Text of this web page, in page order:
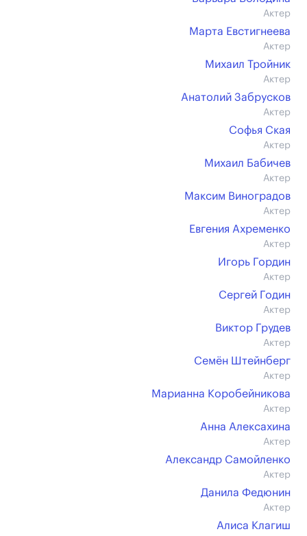
Актер
Марта Евстигнеева
Актер
Михаил Тройник
Актер
Анатолий Забрусков
Актер
Софья Ская
Актер
Михаил Бабичев
Актер
Максим Виноградов
Актер
Евгения Ахременко
Актер
Игорь Гордин
Актер
Сергей Годин
Актер
Виктор Грудев
Актер
Семён Штейнберг
Актер
Марианна Коробейникова
Актер
Анна Алексахина
Актер
Александр Самойленко
Актер
Данила Федюнин
Актер
Алиса Клагиш